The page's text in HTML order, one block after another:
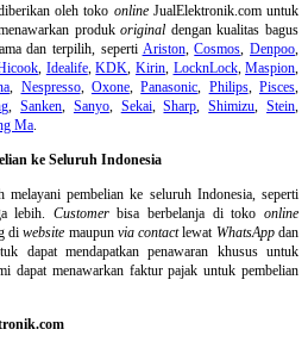
oleh toko onlineJualElektronik.com untuk
produkoriginal dengan kualitas bagus
dan terpilih, seperti Ariston,Cosmos ,Denpoo
Idealife,KDK Kirin, LocknLock,Maspion
Nespresso, Oxone,Panasonic Philips, Pisces
,Sanken Sanyo, Sekai,Sharp ,Shimizu ,Stein
Ma
ke Seluruh Indonesia
melayani pembelian ke seluruh Indonesia, seperti
lebih. Customerbisa berbelanja di tokoonline
diwebsite maupun via contactlewat WhatsAppdan
dapat mendapatkan penawaran khusus untuk
dapat menawarkan faktur pajak untuk pembelian